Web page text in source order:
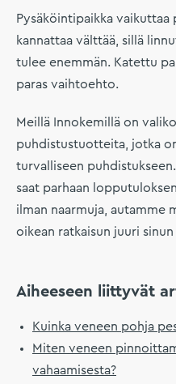
Pysäköintipaikka vaikuttaa
kannattaa välttää, sillä
tulee enemmän. Katettu
paras vaihtoehto.
Meillä Innokemillä on
puhdistustuotteita, jotka
turvalliseen
saat parhaan
ilman naarmuja, autamme
oikean ratkaisun juuri
Aiheeseen liittyvät
Kuinka veneen pohja
Miten veneen
vahaamisesta?